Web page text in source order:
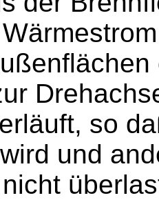
so
und